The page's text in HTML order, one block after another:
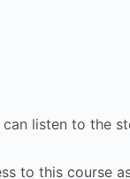
can listen to the
to this course